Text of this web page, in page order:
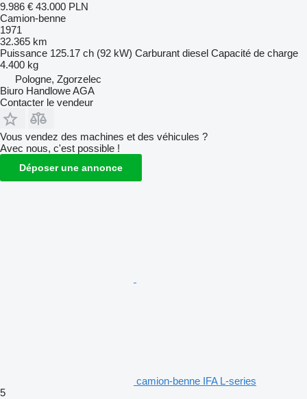
9.986 € 43.000 PLN
Camion-benne
1971
32.365 km
Puissance 125.17 ch (92 kW) Carburant diesel Capacité de charge
4.400 kg
Pologne, Zgorzelec
Biuro Handlowe AGA
Contacter le vendeur
Vous vendez des machines et des véhicules ?
Avec nous, c'est possible !
Déposer une annonce
camion-benne IFA L-series
5